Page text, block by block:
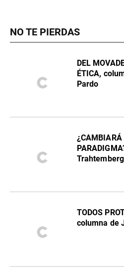
NO TE PIERDAS
DEL
ÉTICA,
Pardo
¿CAMBIARÁ
Trahtemberg
TODOS
columna de